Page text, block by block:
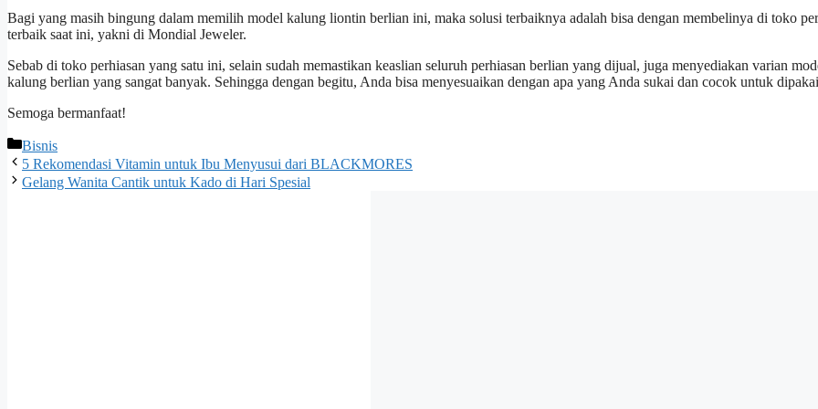
Bagi yang masih bingung dalam memilih model kalung liontin berlian ini, maka solusi terbaiknya adalah bisa dengan membelinya di toko
terbaik saat ini, yakni di Mondial Jeweler.
Sebab di toko perhiasan yang satu ini, selain sudah memastikan keaslian seluruh perhiasan berlian yang dijual, juga menyediakan varian
kalung berlian yang sangat banyak. Sehingga dengan begitu, Anda bisa menyesuaikan dengan apa yang Anda sukai dan cocok untuk
Semoga bermanfaat!
Categories
Bisnis
5 Rekomendasi Vitamin untuk Ibu Menyusui dari BLACKMORES
Gelang Wanita Cantik untuk Kado di Hari Spesial